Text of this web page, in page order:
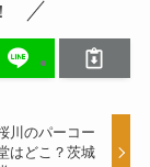
川のパーコー
はどこ？茨城